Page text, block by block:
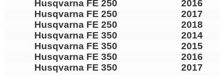
Husqvarna FE 250
2016
Husqvarna FE 250
2017
Husqvarna FE 250
2018
Husqvarna FE 350
2014
Husqvarna FE 350
2015
Husqvarna FE 350
2016
Husqvarna FE 350
2017